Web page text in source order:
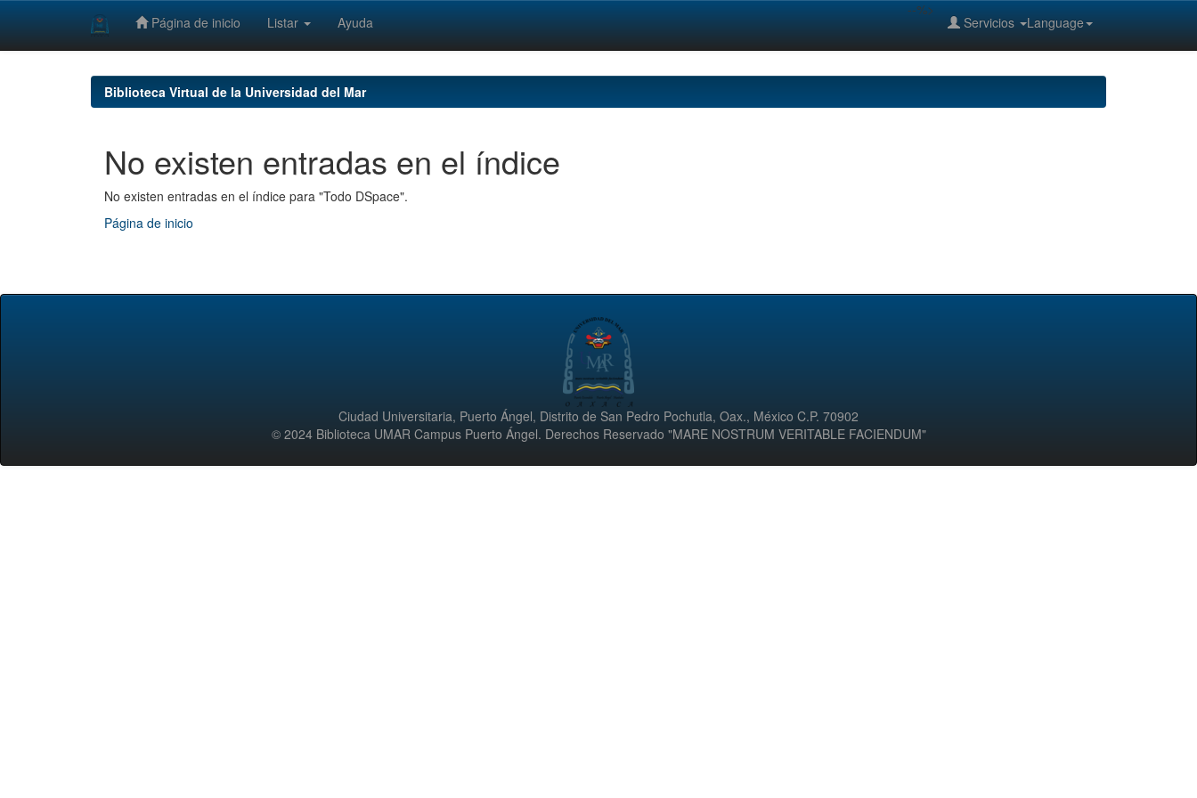
Página de inicio Listar Ayuda Language
Servicios
--%>
Biblioteca Virtual de la Universidad del Mar
No existen entradas en el índice
No existen entradas en el índice para "Todo DSpace".
Página de inicio
Ciudad Universitaria, Puerto Ángel, Distrito de San Pedro Pochutla, Oax., México C.P. 70902
© 2024 Biblioteca UMAR Campus Puerto Ángel. Derechos Reservado "MARE NOSTRUM VERITABLE FACIENDUM"